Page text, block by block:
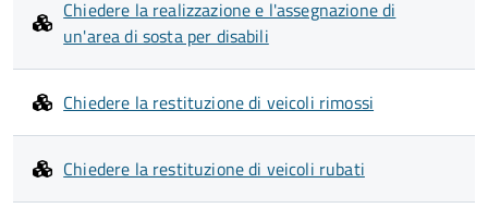
Chiedere la realizzazione e l'assegnazione di
un'area di sosta per disabili
Chiedere la restituzione di veicoli rimossi
Chiedere la restituzione di veicoli rubati